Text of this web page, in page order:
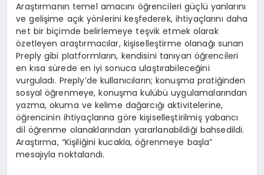
Araştırmanın temel amacını öğrencileri güçlü yanlarını
ve gelişime açık yönlerini keşfederek, ihtiyaçlarını daha
net bir biçimde belirlemeye teşvik etmek olarak
özetleyen araştırmacılar, kişiselleştirme olanağı sunan
Preply gibi platformların, kendisini tanıyan öğrencileri
en kısa sürede en iyi sonuca ulaştırabileceğini
vurguladı. Preply’de kullanıcıların; konuşma pratiğinden
sosyal öğrenmeye, konuşma kulübü uygulamalarından
yazma, okuma ve kelime dağarcığı aktivitelerine,
öğrencinin ihtiyaçlarına göre kişiselleştirilmiş yabancı
dil öğrenme olanaklarından yararlanabildiği bahsedildi.
Araştırma, “Kişiliğini kucakla, öğrenmeye başla”
mesajıyla noktalandı.